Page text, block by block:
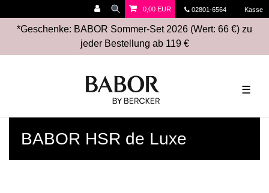
02801-6564 Kasse
0,00 EUR
*Geschenke: BABOR Sommer-Set 2026 (Wert: 66 €) zu
jeder Bestellung ab 119 €
☰
BABOR HSR de Luxe